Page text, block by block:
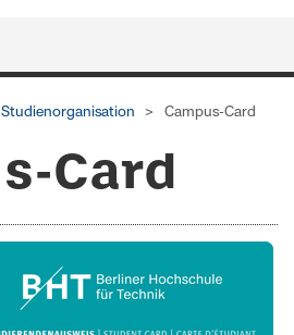
Studienorganisation Campus-Card
Card